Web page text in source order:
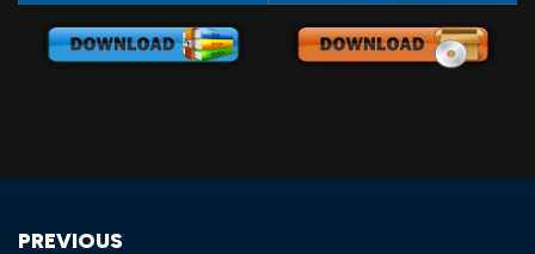
PREVIOUS